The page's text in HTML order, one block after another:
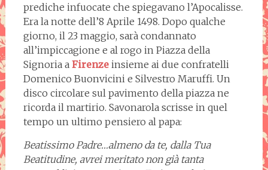
prediche infuocate che spiegavano l’Apocalisse.
Era la notte dell’8 Aprile 1498. Dopo qualche
giorno, il 23 maggio, sarà condannato
all’impiccagione e al rogo in Piazza della
Signoria a Firenzeinsieme ai due confratelli
Domenico Buonvicini e Silvestro Maruffi. Un
disco circolare sul pavimento della piazza ne
ricorda il martirio. Savonarola scrisse in quel
tempo un ultimo pensiero al papa:
Beatissimo Padre…almeno da te, dalla Tua
Beatitudine, avrei meritato non già tanta